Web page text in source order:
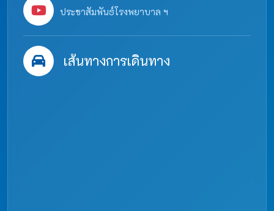
ประชาสัมพันธ์โรงพยาบาล ฯ
เส้นทางการเดินทาง